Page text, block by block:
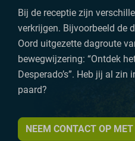
Bij de receptie zijn
verkrijgen. Bijvoorbeeld de
Oord uitgezette dagroute
bewegwijzering: “Ontdek
Desperado’s”. Heb jij al zin
paard?
NEEM CONTACT OP MET